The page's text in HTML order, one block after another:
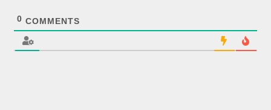
0 COMMENTS